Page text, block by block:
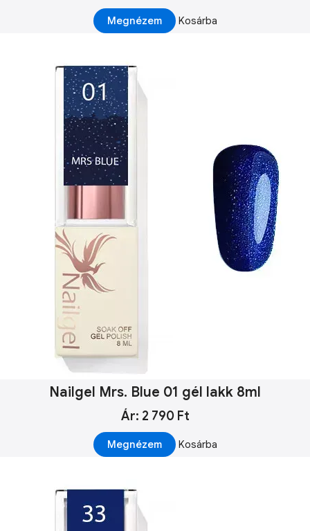
Megnézem Kosárba
Nailgel Mrs. Blue 01 gél lakk 8ml
Ár: 2 790 Ft
Megnézem Kosárba